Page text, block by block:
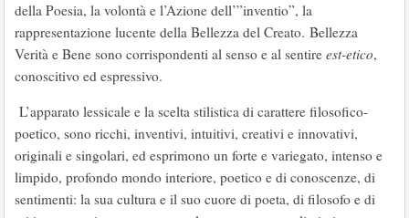
della Poesia, la volontà e l’Azione dell’”inventio”, la
rappresentazione lucente della Bellezza del Creato. Bellezza
Verità e Bene sono corrispondenti al senso e al sentire est-etico,
conoscitivo ed espressivo.
L’apparato lessicale e la scelta stilistica di carattere filosofico-
poetico, sono ricchi, inventivi, intuitivi, creativi e innovativi,
originali e singolari, ed esprimono un forte e variegato, intenso e
limpido, profondo mondo interiore, poetico e di conoscenze, di
sentimenti: la sua cultura e il suo cuore di poeta, di filosofo e di